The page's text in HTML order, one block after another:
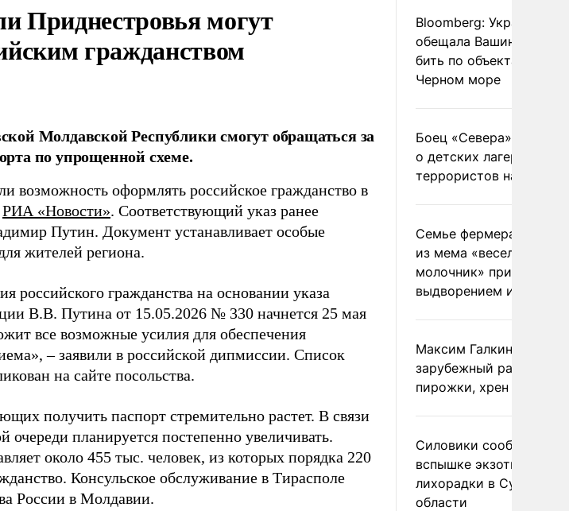
Приднестровья могут
гражданством
Молдавской Республики смогут обращаться за
по упрощенной схеме.
возможность оформлять российское гражданство в
РИА «Новости». Соответствующий указ ранее
Путин. Документ устанавливает особые
жителей региона.
российского гражданства на основании указа
В.В. Путина от 15.05.2026 № 330 начнется 25 мая
все возможные усилия для обеспечения
– заявили в российской дипмиссии. Список
на сайте посольства.
получить паспорт стремительно растет. В связи
очереди планируется постепенно увеличивать.
около 455 тыс. человек, из которых порядка 220
Консульское обслуживание в Тирасполе
России в Молдавии.
Bloomberg: Украина
обещала Вашингтону не
бить по объектам КТК в
Черном море
Боец «Севера»
о детских лагерях
террористов на
Семье фермера
из мема «веселый
молочник» пригрозили
выдворением из
Максим Галкин
зарубежный райдер
пирожки, хрен и морс
Силовики сообщили о
вспышке экзотической
лихорадки в Сумской
области